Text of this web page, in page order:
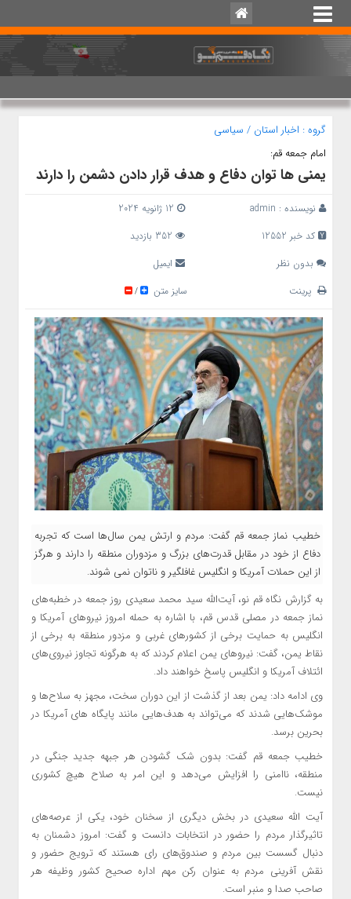
گروه : اخبار استان / سیاسی
امام جمعه قم:
یمنی ها توان دفاع و هدف قرار دادن دشمن را دارند
نویسنده : admin
کد خبر 12552
بدون نظر
ایمیل
پرینت
سایز متن /
خطیب نماز جمعه قم گفت: مردم و ارتش یمن سال‌ها است که تجربه
دفاع از خود در مقابل قدرت‌های بزرگ و مزدوران منطقه را دارند و هرگز
از این حملات آمریکا و انگلیس غافلگیر و ناتوان نمی شوند.
به گزارش نگاه قم نو، آیت‌الله سید محمد سعیدی روز جمعه در خطبه‌های
نماز جمعه در مصلی قدس قم، با اشاره به حمله امروز نیروهای آمریکا و
انگلیس به حمایت برخی از کشورهای غربی و مزدور منطقه به برخی از
نقاط یمن، گفت: نیروهای یمن اعلام کردند که به هرگونه تجاوز نیروی‌های
ائتلاف آمریکا و انگلیس پاسخ خواهند داد.
وی ادامه داد: یمن بعد از گذشت از این دوران سخت، مجهز به سلاح‌ها و
موشک‌هایی شدند که می‌تواند به هدف‌هایی مانند پایگاه های آمریکا در
بحرین برسد.
خطیب جمعه قم گفت: بدون شک گشودن هر جبهه جدید جنگی در
منطقه، ناامنی را افزایش می‌دهد و این امر به صلاح هیچ کشوری
نیست.
آیت الله سعیدی در بخش دیگری از سخنان خود، یکی از عرصه‌های
تاثیرگذار مردم را حضور در انتخابات دانست و گفت: امروز دشمنان به
دنبال گسست بین مردم و صندوق‌های رای هستند که ترویج حضور و
نقش آفرینی مردم به عنوان رکن مهم اداره صحیح کشور وظیفه هر
صاحب صدا و منبر است.